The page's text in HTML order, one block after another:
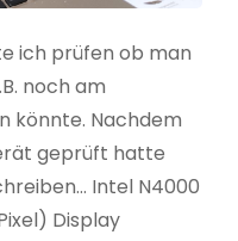
ich prüfen ob man
noch am
könnte. Nachdem
geprüft hatte
Intel N4000
Display